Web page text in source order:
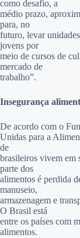
como desafio, a
médio prazo,
para, no
futuro, levar
jovens por
meio de cursos de
mercado de
trabalho”.
Insegurança
De acordo com o
Unidas para a
de
brasileiros vivem em
parte dos
alimentos é perdida
manuseio,
armazenagem e
O Brasil está
entre os países com
alimentos.